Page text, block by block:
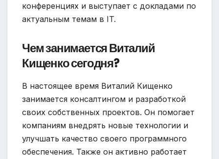
конференциях и выступает с докладами по
актуальным темам в IT.
Чем занимается Виталий
Кищенко сегодня?
В настоящее время Виталий Кищенко
занимается консалтингом и разработкой
своих собственных проектов. Он помогает
компаниям внедрять новые технологии и
улучшать качество своего программного
обеспечения. Также он активно работает